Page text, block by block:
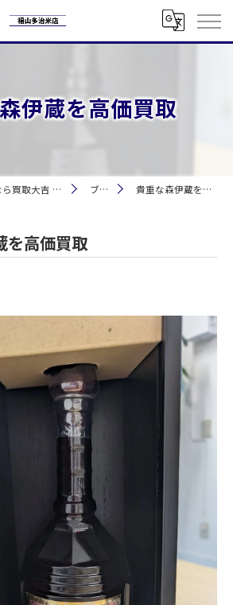
伊蔵を高価買取
広島県福山の買取なら買取大吉 福山多治米店 ブログ 貴重な森伊蔵を高価買取
を高価買取